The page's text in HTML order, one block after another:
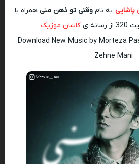
به ناموقتی تو ذهن منی همراه با
ی
کاشان موزیک
Download New Music by Morteza
Zehne Mani